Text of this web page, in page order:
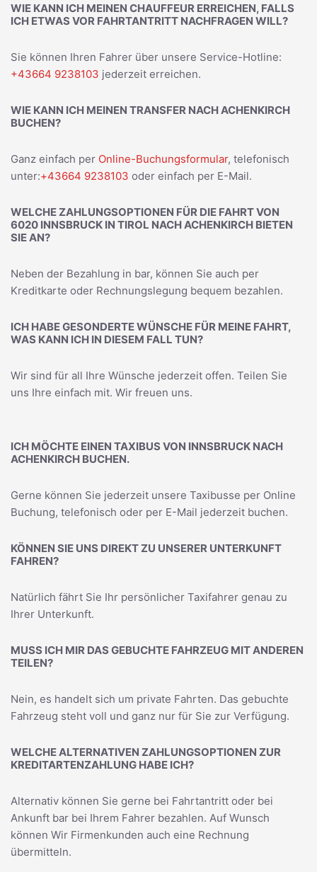
WIE KANN ICH MEINEN CHAUFFEUR ERREICHEN, FALLS
ICH ETWAS VOR FAHRTANTRITT NACHFRAGEN WILL?
Sie können Ihren Fahrer über unsere Service-Hotline:
+43664 9238103 jederzeit erreichen.
WIE KANN ICH MEINEN TRANSFER NACH ACHENKIRCH
BUCHEN?
Ganz einfach per Online-Buchungsformular, telefonisch
unter:+43664 9238103 oder einfach per E-Mail.
WELCHE ZAHLUNGSOPTIONEN FÜR DIE FAHRT VON
6020 INNSBRUCK IN TIROL NACH ACHENKIRCH BIETEN
SIE AN?
Neben der Bezahlung in bar, können Sie auch per
Kreditkarte oder Rechnungslegung bequem bezahlen.
ICH HABE GESONDERTE WÜNSCHE FÜR MEINE FAHRT,
WAS KANN ICH IN DIESEM FALL TUN?
Wir sind für all Ihre Wünsche jederzeit offen. Teilen Sie
uns Ihre einfach mit. Wir freuen uns.
ICH MÖCHTE EINEN TAXIBUS VON INNSBRUCK NACH
ACHENKIRCH BUCHEN.
Gerne können Sie jederzeit unsere Taxibusse per Online
Buchung, telefonisch oder per E-Mail jederzeit buchen.
KÖNNEN SIE UNS DIREKT ZU UNSERER UNTERKUNFT
FAHREN?
Natürlich fährt Sie Ihr persönlicher Taxifahrer genau zu
Ihrer Unterkunft.
MUSS ICH MIR DAS GEBUCHTE FAHRZEUG MIT ANDEREN
TEILEN?
Nein, es handelt sich um private Fahrten. Das gebuchte
Fahrzeug steht voll und ganz nur für Sie zur Verfügung.
WELCHE ALTERNATIVEN ZAHLUNGSOPTIONEN ZUR
KREDITARTENZAHLUNG HABE ICH?
Alternativ können Sie gerne bei Fahrtantritt oder bei
Ankunft bar bei Ihrem Fahrer bezahlen. Auf Wunsch
können Wir Firmenkunden auch eine Rechnung
übermitteln.